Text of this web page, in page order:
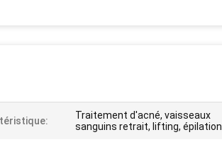
Traitement d'acné, vaisseaux
sanguins retrait, lifting, épilation